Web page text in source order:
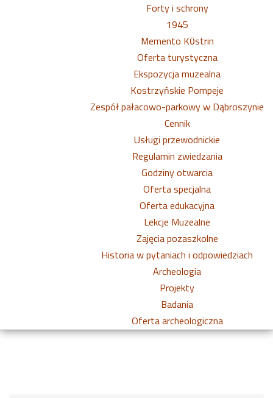
Forty i schrony
1945
Memento Kϋstrin
Oferta turystyczna
Ekspozycja muzealna
Kostrzyńskie Pompeje
Zespół pałacowo-parkowy w Dąbroszynie
Cennik
Usługi przewodnickie
Regulamin zwiedzania
Godziny otwarcia
Oferta specjalna
Oferta edukacyjna
Lekcje Muzealne
Zajęcia pozaszkolne
Historia w pytaniach i odpowiedziach
Archeologia
Projekty
Badania
Oferta archeologiczna